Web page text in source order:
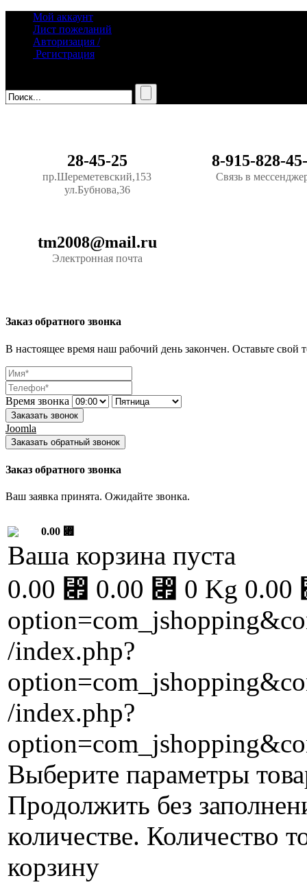
Мой аккаунт
Лист пожеланий
Авторизация /
Регистрация
28-45-25
пр.Шереметевский,153
ул.Бубнова,36
8-915-828-
Связь в
tm2008@mail.ru
Электронная почта
Заказ обратного звонка
В настоящее время наш рабочий день закончен. Оставьте
Время звонка
Заказать звонок
Joomla
Заказать обратный звонок
Заказ обратного звонка
Ваш заявка принята. Ожидайте звонка.
0.00 ⃏
Ваша корзина пуста
0.00 ⃏ 0.00 ⃏ 0 Kg
/index.php?
/index.php?
Выберите параметры
Продолжить без
количестве. Количество
корзину